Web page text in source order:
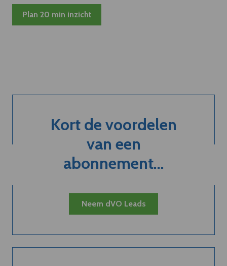
Plan 20 min inzicht
Kort de voordelen
van een
abonnement...
Neem dVO Leads